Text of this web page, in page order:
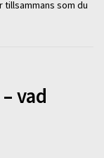
som du
vad